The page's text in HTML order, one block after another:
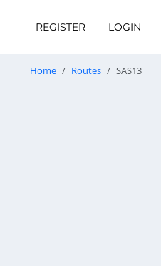
REGISTER LOGIN
Home Routes SAS13